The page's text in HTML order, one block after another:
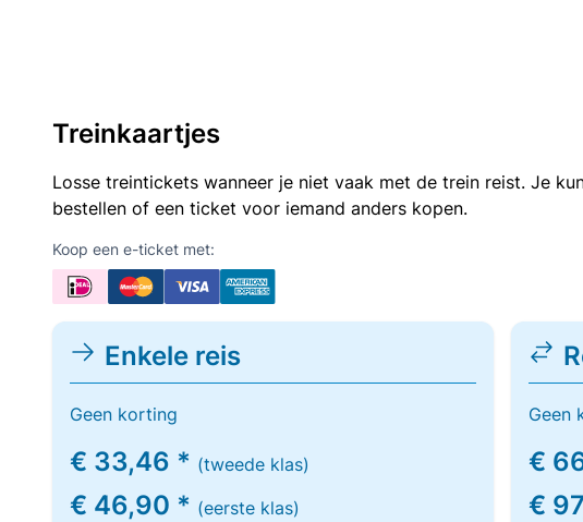
Treinkaartjes
Losse treintickets wanneer je niet vaak met de trein reist. Je
bestellen of een ticket voor iemand anders kopen.
Koop een e-ticket met:
Enkele reis
Geen korting
€ 33,46 * (tweede klas)
€ 46,90 * (eerste klas)
Geen
€
€